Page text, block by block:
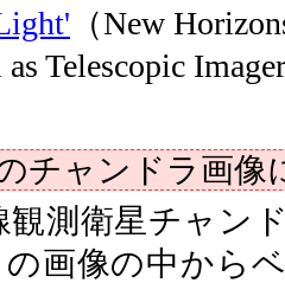
（New
Telescopic
チャンドラ画像
観測衛星チャン
画像の中から